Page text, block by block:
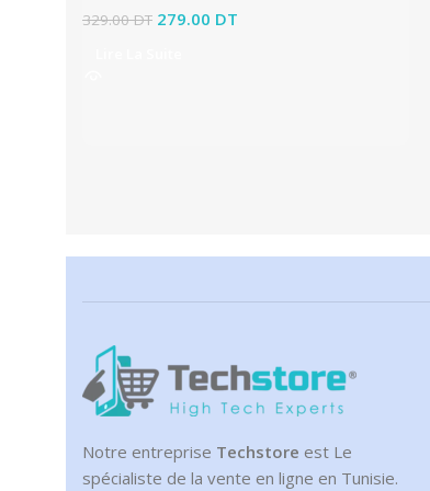
329.00DT Le prix initial était : 329.00 DT.
279.00 DT
Notre entreprise Techstore est Le
spécialiste de la vente en ligne en Tunisie.